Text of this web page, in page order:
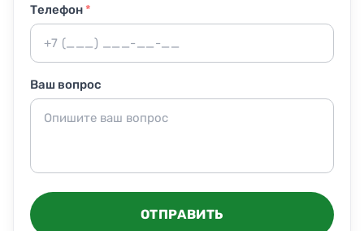
Телефон*
Ваш вопрос
ОТПРАВИТЬ